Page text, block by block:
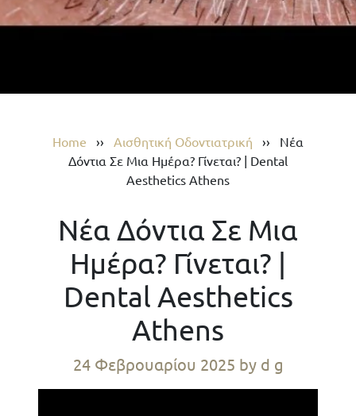
Home ›› Αισθητική Οδοντιατρική ›› Νέα
Δόντια Σε Μια Ημέρα? Γίνεται? | Dental
Aesthetics Athens
Νέα Δόντια Σε Μια
Ημέρα? Γίνεται? |
Dental Aesthetics
Athens
24 Φεβρουαρίου 2025 by d g